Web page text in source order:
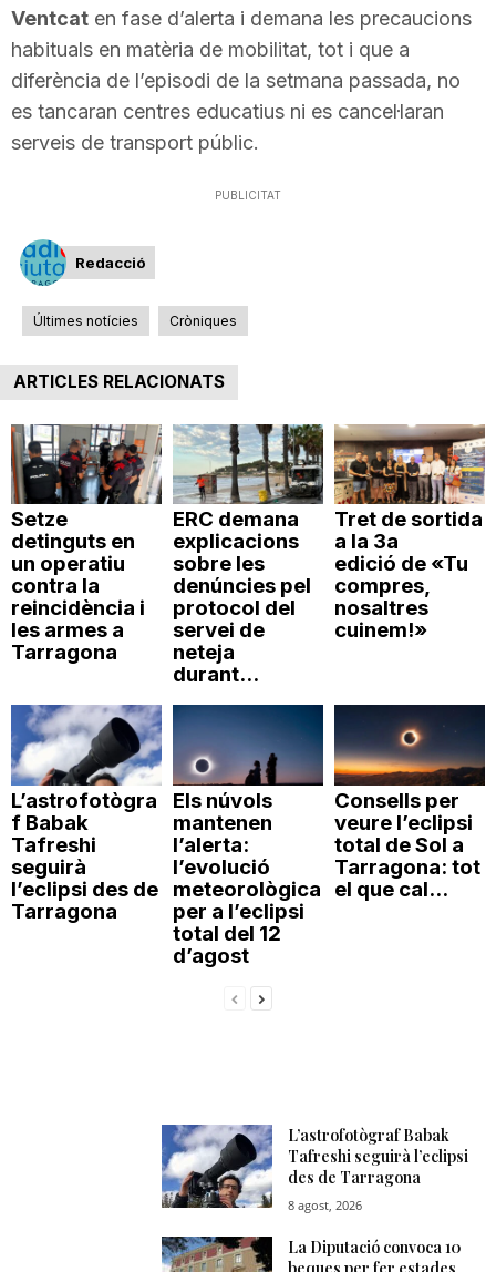
r
a
n
a
Ventcat en fase d’alerta i demana les precaucions
habituals en matèria de mobilitat, tot i que a
diferència de l’episodi de la setmana passada, no
es tancaran centres educatius ni es cancel·laran
serveis de transport públic.
PUBLICITAT
Redacció
Últimes notícies Cròniques
ARTICLES RELACIONATS
Setze
detinguts en
un operatiu
contra la
reincidència i
les armes a
Tarragona
ERC demana
explicacions
sobre les
denúncies pel
protocol del
servei de
neteja
durant...
Tret de sortida
a la 3a
edició de «Tu
compres,
nosaltres
cuinem!»
L’astrofotògra
f Babak
Tafreshi
seguirà
l’eclipsi des de
Tarragona
Els núvols
mantenen
l’alerta:
l’evolució
meteorològica
per a l’eclipsi
total del 12
d’agost
Consells per
veure l’eclipsi
total de Sol a
Tarragona: tot
el que cal...